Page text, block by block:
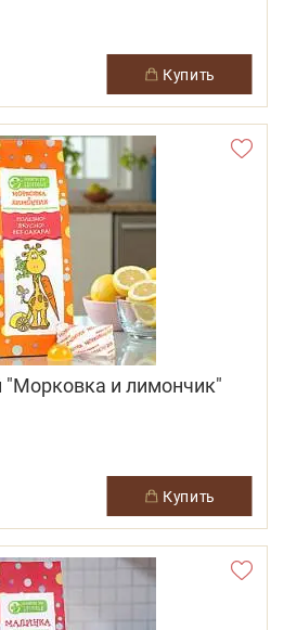
купить
и лимончик"
купить